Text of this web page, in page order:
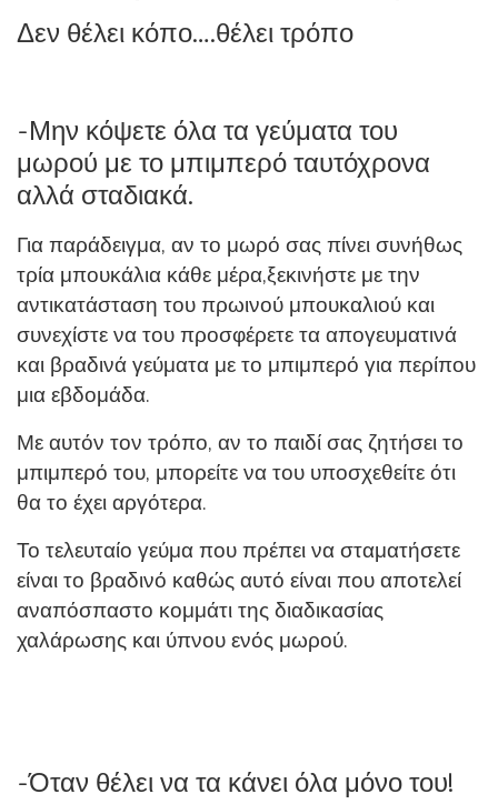
Δεν θέλει κόπο….θέλει τρόπο
-Μην κόψετε όλα τα γεύματα του
μωρού με το μπιμπερό ταυτόχρονα
αλλά σταδιακά.
Για παράδειγμα, αν το μωρό σας πίνει συνήθως
τρία μπουκάλια κάθε μέρα,ξεκινήστε με την
αντικατάσταση του πρωινού μπουκαλιού και
συνεχίστε να του προσφέρετε τα απογευματινά
και βραδινά γεύματα με το μπιμπερό για περίπου
μια εβδομάδα.
Με αυτόν τον τρόπο, αν το παιδί σας ζητήσει το
μπιμπερό του, μπορείτε να του υποσχεθείτε ότι
θα το έχει αργότερα.
Το τελευταίο γεύμα που πρέπει να σταματήσετε
είναι το βραδινό καθώς αυτό είναι που αποτελεί
αναπόσπαστο κομμάτι της διαδικασίας
χαλάρωσης και ύπνου ενός μωρού.
-Όταν θέλει να τα κάνει όλα μόνο του!